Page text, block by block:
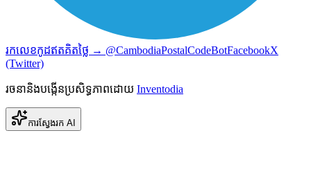
រកលេខកូដឥតគិតថ្លៃ → @CambodiaPostalCodeBotFacebookX
(Twitter)
រចនានិងបង្កើនប្រសិទ្ធភាពដោយ Inventodia
ការស្វែងរក AI